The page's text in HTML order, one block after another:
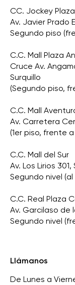
CC. Jockey Plaza
Av. Javier Prado
Segundo piso
C.C. Mall Plaza
Cruce Av.
Surquillo
(Segundo piso,
C.C. Mall
Av. Carretera
(1er piso, frente a
C.C. Mall del Sur
Av. Los Lirios
Segundo nivel
C.C. Real Plaza
Av. Garcilaso de
Segundo nivel
Llámanos
De Lunes a